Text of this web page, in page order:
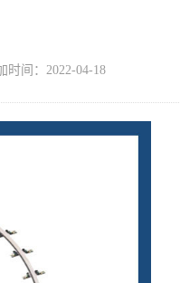
时间：2022-04-18